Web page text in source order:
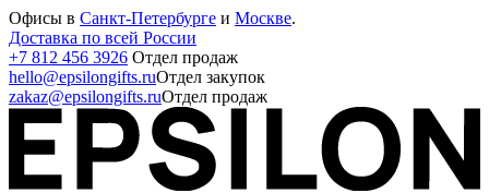
Офисы в Санкт-Петербурге и Москве.
Доставка по всей России
+7 812 456 3926 Отдел продаж
hello@epsilongifts.ruОтдел закупок
zakaz@epsilongifts.ruОтдел продаж